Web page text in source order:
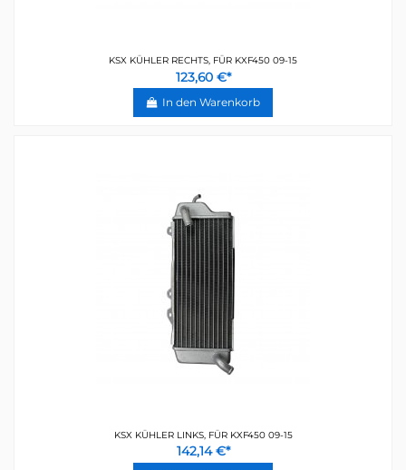
KSX KÜHLER RECHTS, FÜR KXF450 09-15
123,60 €*
In den Warenkorb
KSX KÜHLER LINKS, FÜR KXF450 09-15
142,14 €*